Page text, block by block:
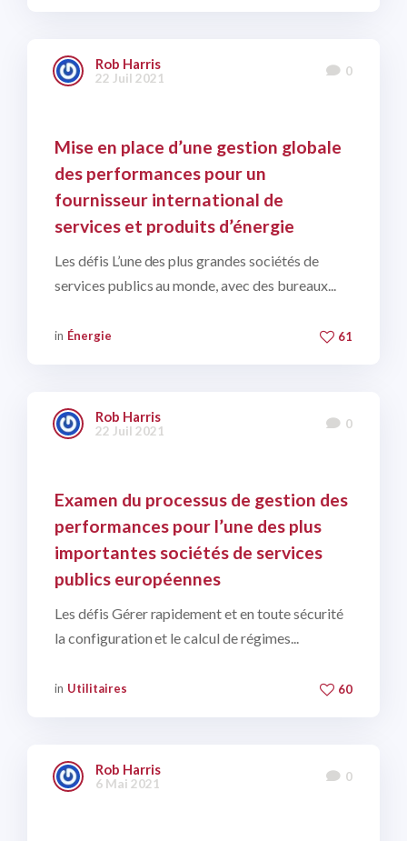
Rob Harris
22 Juil 2021 0
Mise en place d’une gestion globale
des performances pour un
fournisseur international de
services et produits d’énergie
Les défis L’une des plus grandes sociétés de
services publics au monde, avec des bureaux...
in Énergie 61
Rob Harris
22 Juil 2021 0
Examen du processus de gestion des
performances pour l’une des plus
importantes sociétés de services
publics européennes
Les défis Gérer rapidement et en toute sécurité
la configuration et le calcul de régimes...
in Utilitaires 60
Rob Harris
6 Mai 2021 0